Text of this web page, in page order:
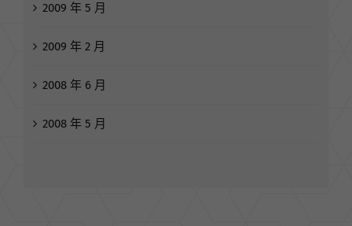
2009 年 5 月
2009 年 2 月
2008 年 6 月
2008 年 5 月